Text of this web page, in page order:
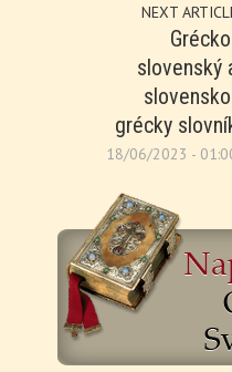
NEXT
slovenský
grécky
18/06/2023 -